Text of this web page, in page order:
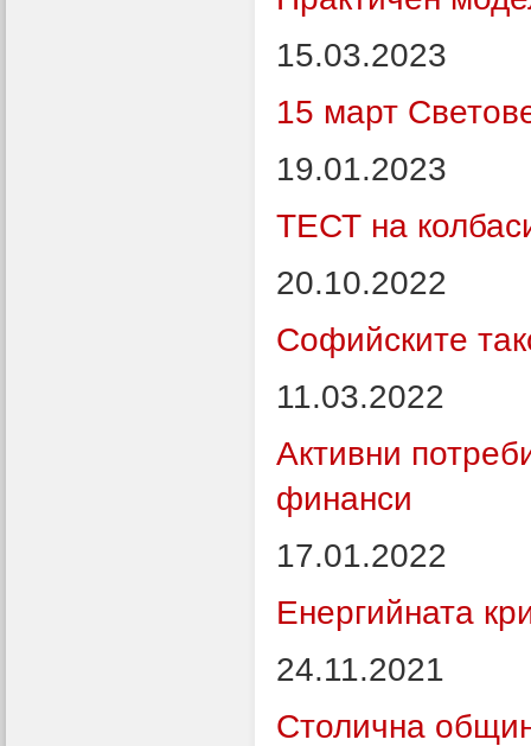
15.03.2023
15 март
19.01.2023
ТЕСТ на
20.10.2022
Софийските
11.03.2022
Активни
финанси
17.01.2022
Енергийната
24.11.2021
Столична